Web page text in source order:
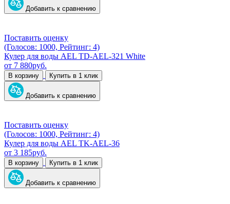
Добавить к сравнению
Поставить оценку
(Голосов: 1000, Рейтинг: 4)
Кулер для воды AEL TD-AEL-321 White
от 7 880руб.
В корзину Купить в 1 клик
Добавить к сравнению
Поставить оценку
(Голосов: 1000, Рейтинг: 4)
Кулер для воды AEL TK-AEL-36
от 3 185руб.
В корзину Купить в 1 клик
Добавить к сравнению